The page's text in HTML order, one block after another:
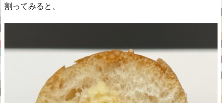
割ってみると、